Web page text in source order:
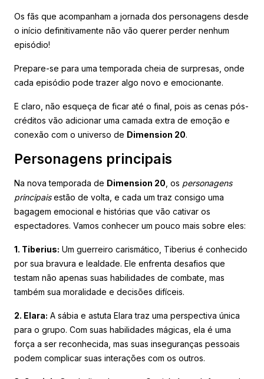
Os fãs que acompanham a jornada dos personagens desde
o início definitivamente não vão querer perder nenhum
episódio!
Prepare-se para uma temporada cheia de surpresas, onde
cada episódio pode trazer algo novo e emocionante.
E claro, não esqueça de ficar até o final, pois as cenas pós-
créditos vão adicionar uma camada extra de emoção e
conexão com o universo de Dimension 20.
Personagens principais
Na nova temporada de Dimension 20 , os personagens
principaisestão de volta, e cada um traz consigo uma
bagagem emocional e histórias que vão cativar os
espectadores. Vamos conhecer um pouco mais sobre eles:
1. Tiberius: Um guerreiro carismático, Tiberius é conhecido
por sua bravura e lealdade. Ele enfrenta desafios que
testam não apenas suas habilidades de combate, mas
também sua moralidade e decisões difíceis.
2. Elara: A sábia e astuta Elara traz uma perspectiva única
para o grupo. Com suas habilidades mágicas, ela é uma
força a ser reconhecida, mas suas inseguranças pessoais
podem complicar suas interações com os outros.